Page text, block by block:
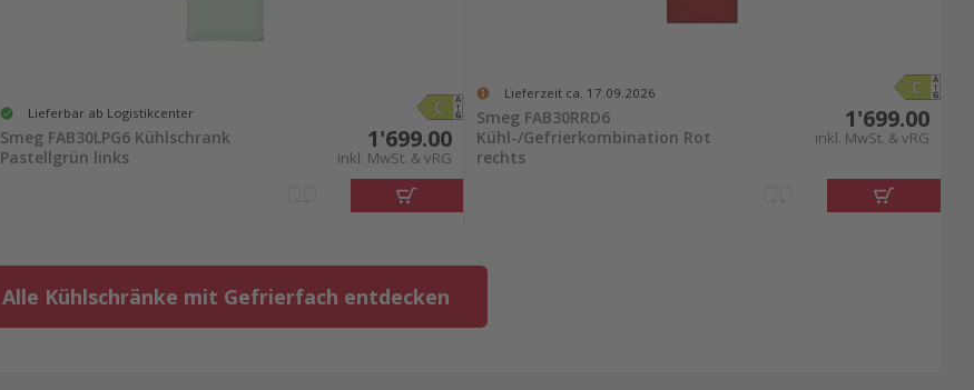
Lieferbar ab Logistikcenter
Smeg FAB30LPG6 Kühlschrank
Pastellgrün links
1'699.00
inkl. MwSt. & vRG
Lieferzeit ca. 17.09.2026
Smeg FAB30RRD6
Kühl-/Gefrierkombination Rot
rechts
1'699.00
inkl. MwSt. & vRG
Alle Kühlschränke mit Gefrierfach entdecken